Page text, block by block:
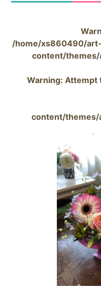
/home/xs860490/
content/
Warning: Attempt
content/